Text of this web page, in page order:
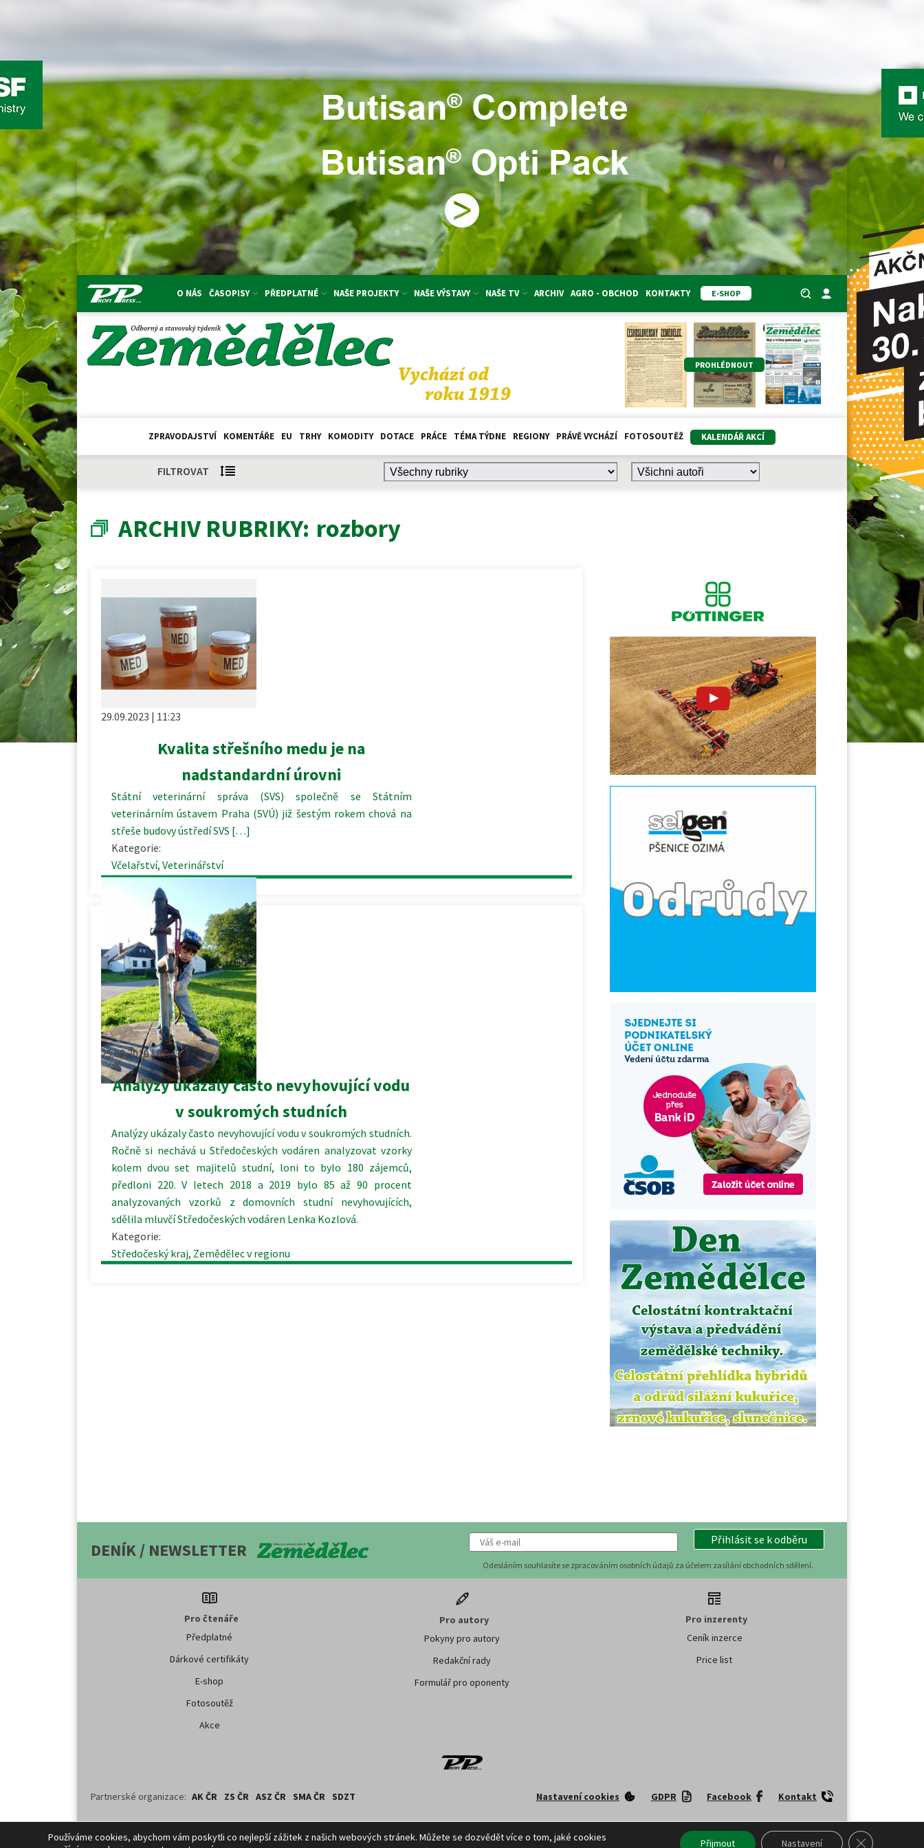
O NÁS ČASOPISY PŘEDPLATNÉ NAŠE PROJEKTY NAŠE VÝSTAVY NAŠE TV ARCHIV AGRO - OBCHOD KONTAKTY E-SHOP
PROHLÉDNOUT
ZPRAVODAJSTVÍ KOMENTÁŘE EU TRHY KOMODITY DOTACE PRÁCE TÉMA TÝDNE REGIONY PRÁVĚ VYCHÁZÍ FOTOSOUTĚŽ KALENDÁŘ AKCÍ
FILTROVAT
ARCHIV RUBRIKY: rozbory
29.09.2023 | 11:23
Kvalita střešního medu je na
nadstandardní úrovni
Státní veterinární správa (SVS) společně se Státním
veterinárním ústavem Praha (SVÚ) již šestým rokem chová na
střeše budovy ústředí SVS […]
Kategorie:
Včelařství, Veterinářství
25.08.2020 | 07:43
Analýzy ukázaly často nevyhovující vodu
v soukromých studních
Analýzy ukázaly často nevyhovující vodu v soukromých studních.
Ročně si nechává u Středočeských vodáren analyzovat vzorky
kolem dvou set majitelů studní, loni to bylo 180 zájemců,
předloni 220. V letech 2018 a 2019 bylo 85 až 90 procent
analyzovaných vzorků z domovních studní nevyhovujících,
sdělila mluvčí Středočeských vodáren Lenka Kozlová.
Kategorie:
Středočeský kraj, Zemědělec v regionu
DENÍK / NEWSLETTER Přihlásit se k odběru
Odesláním souhlasíte se zpracováním osobních údajů za účelem zasílání obchodních sdělení.
Pro čtenáře
Předplatné
Dárkové certifikáty
E-shop
Fotosoutěž
Akce
Pro autory
Pokyny pro autory
Redakční rady
Formulář pro oponenty
Pro inzerenty
Ceník inzerce
Price list
Partnerské organizace: AK ČR ZS ČR ASZ ČR SMA ČR SDZT Nastavení cookies GDPR Facebook Kontakt
ČTK. Profi Press, s.r.o. využívá zpravodajství z databází ČTK, jejichž obsah je chráněn autorským zákonem. Přepis, šíření či další zpřístupňování tohoto obsahu či jeho části veřejnosti, a to jakýmkoliv
způsobem, je bez předchozího souhlasu ČTK výslovně zakázáno.
Používáme cookies, abychom vám poskytli co nejlepší zážitek z našich webových stránek. Můžete se dozvědět více o tom, jaké cookies
Přijmout Nastavení Zavřít cookie